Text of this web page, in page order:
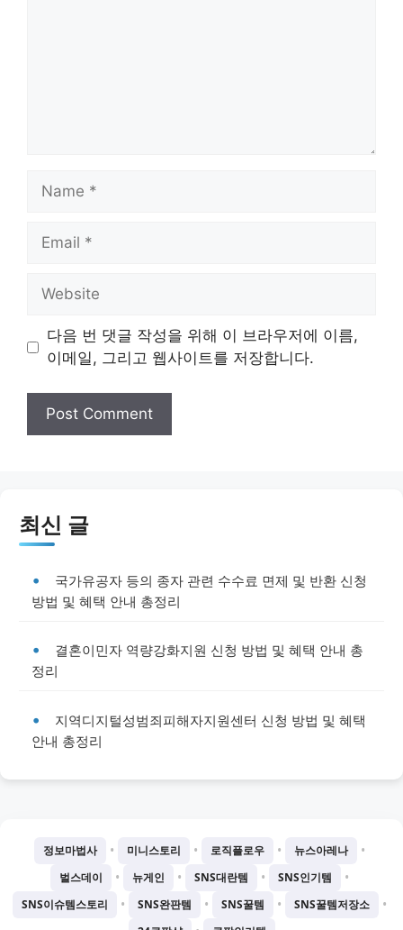
Name
Email
Website
다음 번 댓글 작성을 위해 이 브라우저에 이름,
이메일, 그리고 웹사이트를 저장합니다.
최신 글
국가유공자 등의 종자 관련 수수료 면제 및 반환 신청
방법 및 혜택 안내 총정리
결혼이민자 역량강화지원 신청 방법 및 혜택 안내 총
정리
지역디지털성범죄피해자지원센터 신청 방법 및 혜택
안내 총정리
정보마법사 • 미니스토리 • 로직플로우 • 뉴스아레나 •
벌스데이 • 뉴게인 • SNS대란템 • SNS인기템 •
SNS이슈템스토리 • SNS완판템 • SNS꿀템 • SNS꿀템저장소 •